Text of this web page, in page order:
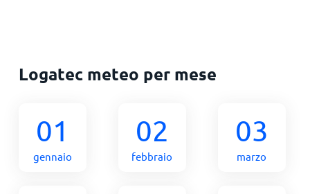
Logatec meteo per mese
01
gennaio
02
febbraio
03
marzo